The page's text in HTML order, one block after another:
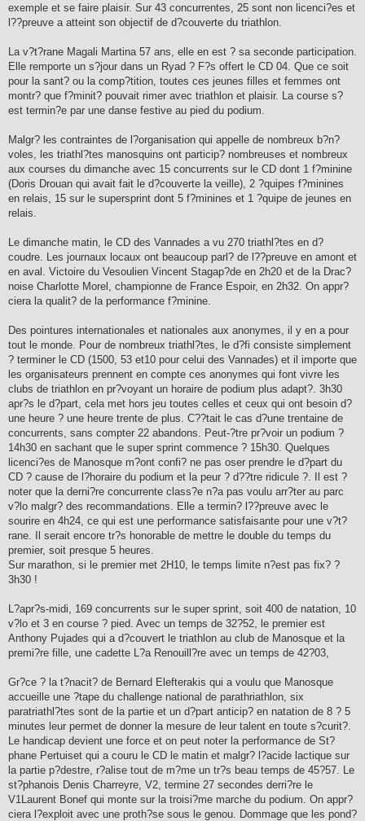
exemple et se faire plaisir. Sur 43 concurrentes, 25 sont non licenci?es et
l??preuve a atteint son objectif de d?couverte du triathlon.
La v?t?rane Magali Martina 57 ans, elle en est ? sa seconde participation.
Elle remporte un s?jour dans un Ryad ? F?s offert le CD 04. Que ce soit
pour la sant? ou la comp?tition, toutes ces jeunes filles et femmes ont
montr? que f?minit? pouvait rimer avec triathlon et plaisir. La course s?
est termin?e par une danse festive au pied du podium.
Malgr? les contraintes de l?organisation qui appelle de nombreux b?n?
voles, les triathl?tes manosquins ont particip? nombreuses et nombreux
aux courses du dimanche avec 15 concurrents sur le CD dont 1 f?minine
(Doris Drouan qui avait fait le d?couverte la veille), 2 ?quipes f?minines
en relais, 15 sur le supersprint dont 5 f?minines et 1 ?quipe de jeunes en
relais.
Le dimanche matin, le CD des Vannades a vu 270 triathl?tes en d?
coudre. Les journaux locaux ont beaucoup parl? de l??preuve en amont et
en aval. Victoire du Vesoulien Vincent Stagap?de en 2h20 et de la Drac?
noise Charlotte Morel, championne de France Espoir, en 2h32. On appr?
ciera la qualit? de la performance f?minine.
Des pointures internationales et nationales aux anonymes, il y en a pour
tout le monde. Pour de nombreux triathl?tes, le d?fi consiste simplement
? terminer le CD (1500, 53 et10 pour celui des Vannades) et il importe que
les organisateurs prennent en compte ces anonymes qui font vivre les
clubs de triathlon en pr?voyant un horaire de podium plus adapt?. 3h30
apr?s le d?part, cela met hors jeu toutes celles et ceux qui ont besoin d?
une heure ? une heure trente de plus. C??tait le cas d?une trentaine de
concurrents, sans compter 22 abandons. Peut-?tre pr?voir un podium ?
14h30 en sachant que le super sprint commence ? 15h30. Quelques
licenci?es de Manosque m?ont confi? ne pas oser prendre le d?part du
CD ? cause de l?horaire du podium et la peur ? d??tre ridicule ?. Il est ?
noter que la derni?re concurrente class?e n?a pas voulu arr?ter au parc
v?lo malgr? des recommandations. Elle a termin? l??preuve avec le
sourire en 4h24, ce qui est une performance satisfaisante pour une v?t?
rane. Il serait encore tr?s honorable de mettre le double du temps du
premier, soit presque 5 heures.
Sur marathon, si le premier met 2H10, le temps limite n?est pas fix? ?
3h30 !
L?apr?s-midi, 169 concurrents sur le super sprint, soit 400 de natation, 10
v?lo et 3 en course ? pied. Avec un temps de 32?52, le premier est
Anthony Pujades qui a d?couvert le triathlon au club de Manosque et la
premi?re fille, une cadette L?a Renouill?re avec un temps de 42?03,
Gr?ce ? la t?nacit? de Bernard Elefterakis qui a voulu que Manosque
accueille une ?tape du challenge national de parathriathlon, six
paratriathl?tes sont de la partie et un d?part anticip? en natation de 8 ? 5
minutes leur permet de donner la mesure de leur talent en toute s?curit?.
Le handicap devient une force et on peut noter la performance de St?
phane Pertuiset qui a couru le CD le matin et malgr? l?acide lactique sur
la partie p?destre, r?alise tout de m?me un tr?s beau temps de 45?57. Le
st?phanois Denis Charreyre, V2, termine 27 secondes derri?re le
V1Laurent Bonef qui monte sur la troisi?me marche du podium. On appr?
ciera l?exploit avec une proth?se sous le genou. Dommage que les pond?